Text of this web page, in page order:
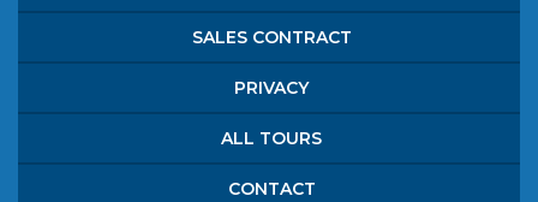
SALES CONTRACT
PRIVACY
ALL TOURS
CONTACT